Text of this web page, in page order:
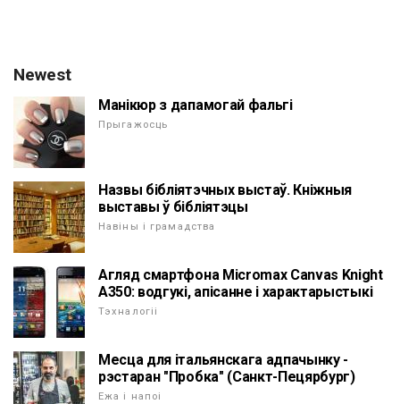
Newest
Манікюр з дапамогай фальгі
Прыгажосць
Назвы бібліятэчных выстаў. Кніжныя
выставы ў бібліятэцы
Навіны і грамадства
Агляд смартфона Micromax Canvas Knight
A350: водгукі, апісанне і характарыстыкі
Тэхналогіі
Месца для італьянскага адпачынку -
рэстаран "Пробка" (Санкт-Пецярбург)
Ежа і напоі